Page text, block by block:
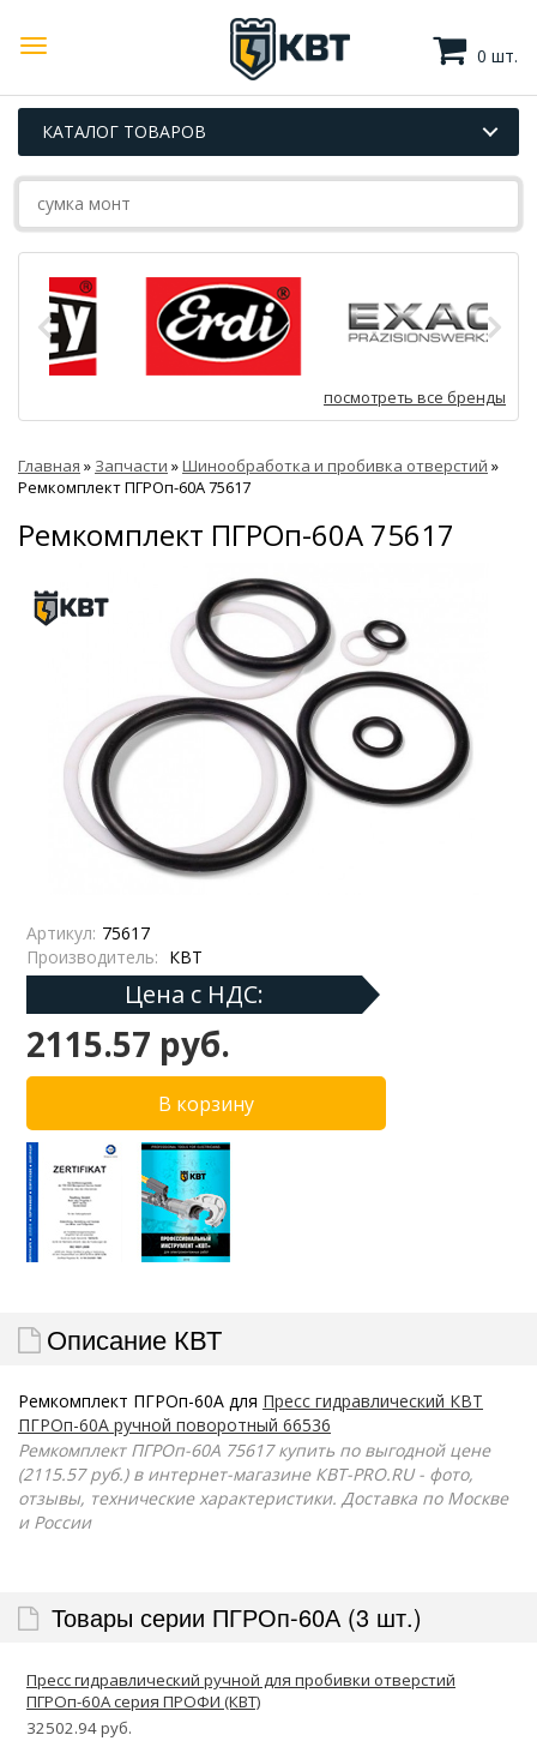
0 шт.
КАТАЛОГ ТОВАРОВ
посмотреть все бренды
Главная » Запчасти »Шинообработка и пробивка отверстий »
Ремкомплект ПГРОп-60А 75617
Ремкомплект ПГРОп-60А 75617
Артикул: 75617
Производитель: КВТ
Цена с НДС:
2115.57 руб.
Описание КВТ
Ремкомплект ПГРОп-60А для Пресс гидравлический КВТ
ПГРОп-60А ручной поворотный 66536
Ремкомплект ПГРОп-60А 75617 купить по выгодной цене
(2115.57 руб.) в интернет-магазине КВТ-PRO.RU - фото,
отзывы, технические характеристики. Доставка по Москве
и России
Товары серии ПГРОп-60А (3 шт.)
Пресс гидравлический ручной для пробивки отверстий
ПГРОп-60А серия ПРОФИ (КВТ)
32502.94 руб.